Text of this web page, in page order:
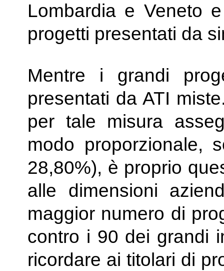
Lombardia e Veneto
progetti presentati da
Mentre i grandi
presentati da ATI
per tale misura
modo proporzionale,
28,80%), è proprio
alle dimensioni
maggior numero di
contro i 90 dei grandi
ricordare ai titolari di